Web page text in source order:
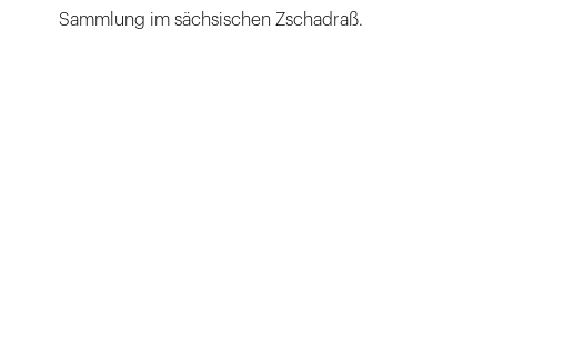
Sammlung im sächsischen Zschadraß.